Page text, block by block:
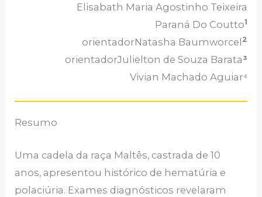
Elisabath Maria Agostinho Teixeira
Paraná Do Coutto1
orientadorNatasha Baumworcel 2
orientadorJulielton de Souza Barata³
Vivian Machado Aguiar⁴
Resumo
Uma cadela da raça Maltês, castrada de 10
anos, apresentou histórico de hematúria e
polaciúria. Exames diagnósticos revelaram